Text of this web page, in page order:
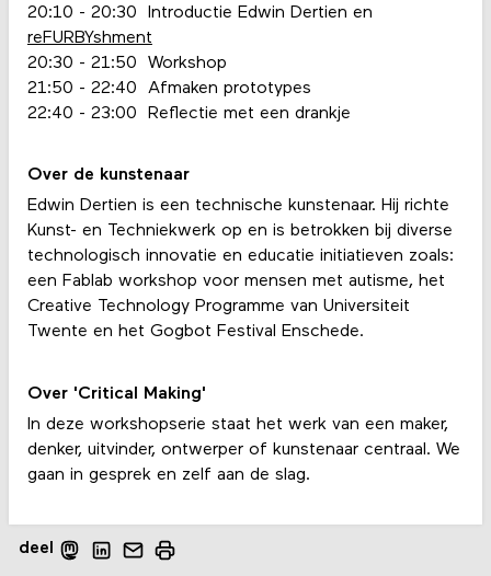
20:10 - 20:30 Introductie Edwin Dertien en
reFURBYshment
20:30 - 21:50 Workshop
21:50 - 22:40 Afmaken prototypes
22:40 - 23:00 Reflectie met een drankje
Over de kunstenaar
Edwin Dertien is een technische kunstenaar. Hij richte
Kunst- en Techniekwerk op en is betrokken bij diverse
technologisch innovatie en educatie initiatieven zoals:
een Fablab workshop voor mensen met autisme, het
Creative Technology Programme van Universiteit
Twente en het Gogbot Festival Enschede.
Over 'Critical Making'
In deze workshopserie staat het werk van een maker,
denker, uitvinder, ontwerper of kunstenaar centraal. We
gaan in gesprek en zelf aan de slag.
deel